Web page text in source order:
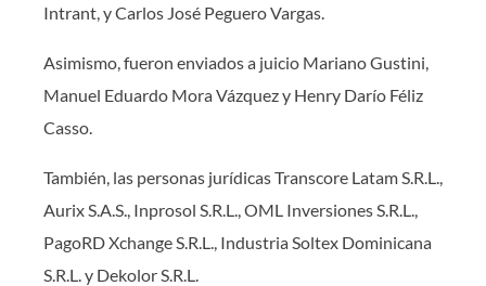
Intrant, y Carlos José Peguero Vargas.
Asimismo, fueron enviados a juicio Mariano Gustini,
Manuel Eduardo Mora Vázquez y Henry Darío Féliz
Casso.
También, las personas jurídicas Transcore Latam S.R.L.,
Aurix S.A.S., Inprosol S.R.L., OML Inversiones S.R.L.,
PagoRD Xchange S.R.L., Industria Soltex Dominicana
S.R.L. y Dekolor S.R.L.